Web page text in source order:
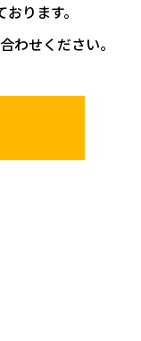
ります。
わせください。